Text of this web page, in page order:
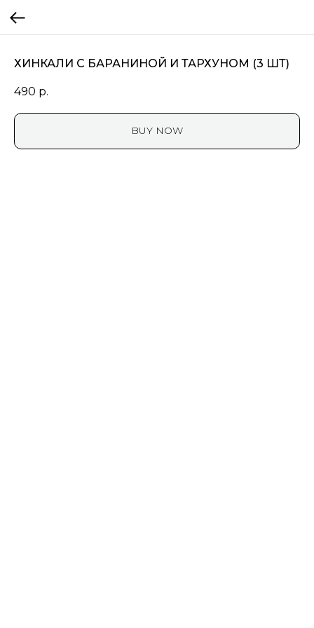
ХИНКАЛИ С БАРАНИНОЙ И ТАРХУНОМ (3 ШТ)
490 р.
BUY NOW